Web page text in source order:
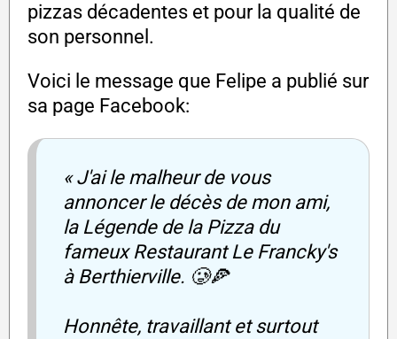
pizzas décadentes et pour la qualité de
son personnel.
Voici le message que Felipe a publié sur
sa page Facebook:
« J'ai le malheur de vous
annoncer le décès de mon ami,
la Légende de la Pizza du
fameux Restaurant Le Francky's
à Berthierville. 🥲🍕
Honnête, travaillant et surtout